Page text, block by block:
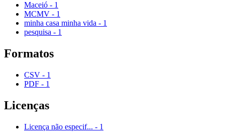
Maceió - 1
MCMV - 1
minha casa minha vida - 1
pesquisa - 1
Formatos
CSV - 1
PDF - 1
Licenças
Licença não especif... - 1